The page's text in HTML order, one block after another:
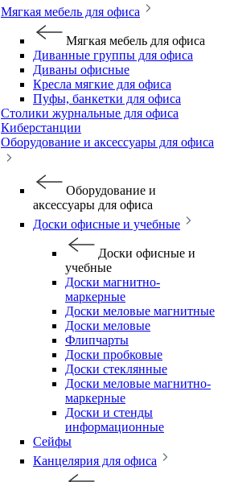
Мягкая мебель для офиса
Мягкая мебель для офиса
Диванные группы для офиса
Диваны офисные
Кресла мягкие для офиса
Пуфы, банкетки для офиса
Столики журнальные для офиса
Киберстанции
Оборудование и аксессуары для офиса
Оборудование и
аксессуары для офиса
Доски офисные и учебные
Доски офисные и
учебные
Доски магнитно-
маркерные
Доски меловые магнитные
Доски меловые
Флипчарты
Доски пробковые
Доски стеклянные
Доски меловые магнитно-
маркерные
Доски и стенды
информационные
Сейфы
Канцелярия для офиса